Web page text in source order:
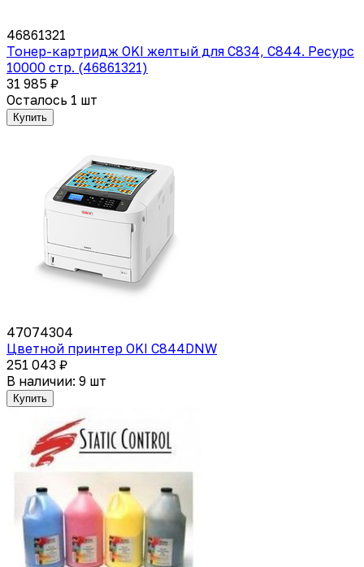
46861321
Тонер-картридж OKI желтый для C834, C844. Ресурс
10000 стр. (46861321)
31 985 ₽
Осталось 1 шт
Купить
47074304
Цветной принтер OKI C844DNW
251 043 ₽
В наличии: 9 шт
Купить